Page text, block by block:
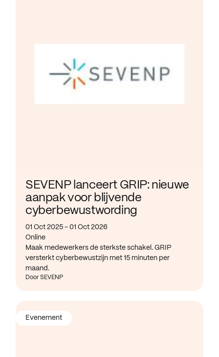
SEVENP lanceert GRIP: nieuwe
aanpak voor blijvende
cyberbewustwording
01 Oct 2025 - 01 Oct 2026
Online
Maak medewerkers de sterkste schakel. GRIP
versterkt cyberbewustzijn met 15 minuten per
maand.
Door SEVENP
Evenement